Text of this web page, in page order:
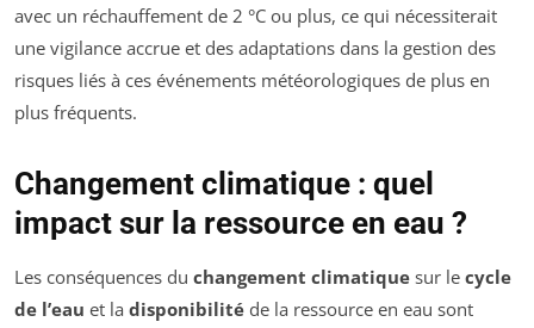
avec un réchauffement de 2 °C ou plus, ce qui nécessiterait
une vigilance accrue et des adaptations dans la gestion des
risques liés à ces événements météorologiques de plus en
plus fréquents.
Changement climatique : quel
impact sur la ressource en eau ?
Les conséquences du changement climatique sur le cycle
de l’eau et la disponibilité de la ressource en eau sont